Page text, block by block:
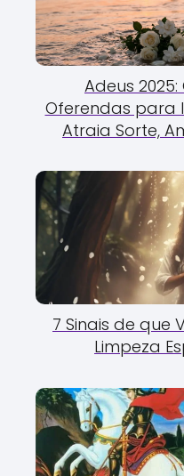
Adeus
Oferendas para
Atraia Sorte,
7 Sinais de que
Limpeza